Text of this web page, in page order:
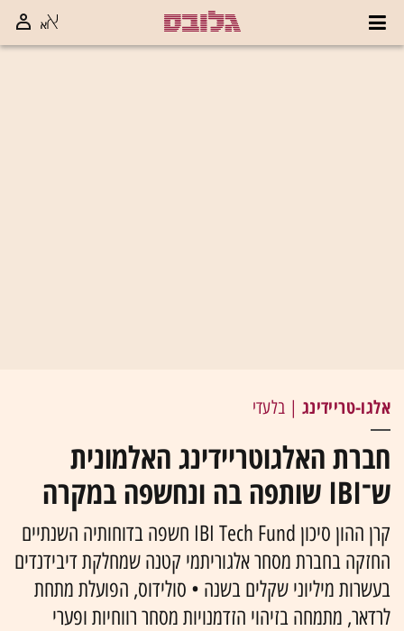
אלגו-טריידינג | בלעדי
חברת האלגוטריידינג האלמונית
ש־IBI שותפה בה ונחשפה במקרה
קרן ההון סיכון IBI Tech Fund חשפה בדוחותיה השנתיים
החזקה בחברת מסחר אלגוריתמי קטנה שמחלקת דיבידנדים
בעשרות מיליוני שקלים בשנה • סולידוס, הפועלת מתחת
לרדאר, מתמחה בזיהוי הזדמנויות מסחר רווחיות ופערי